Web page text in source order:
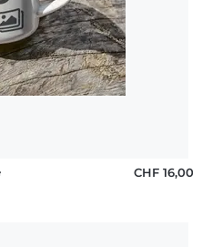
CHF 16,00